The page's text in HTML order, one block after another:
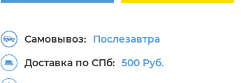
Самовывоз:
Послезавтра
Доставка по СПб: 500 Руб.